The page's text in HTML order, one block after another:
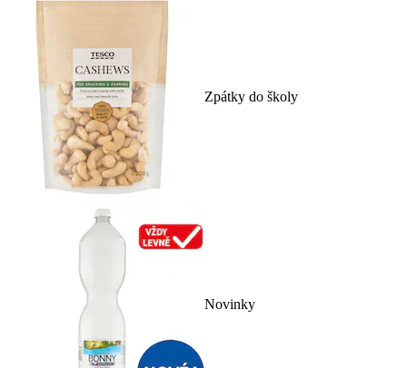
Zpátky do školy
Novinky